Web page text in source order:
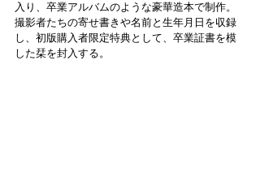
入り、卒業アルバムのような豪華造本で制作。
撮影者たちの寄せ書きや名前と生年月日を収録
し、初版購入者限定特典として、卒業証書を模
した栞を封入する。